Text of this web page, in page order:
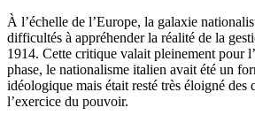
À l’échelle de l’Europe, la galaxie
difficultés à appréhender la réalité de la
1914. Cette critique valait pleinement pour
phase, le nationalisme italien avait été un
idéologique mais était resté très éloigné des
l’exercice du pouvoir.